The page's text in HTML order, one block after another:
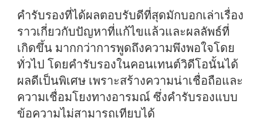
คำรับรองที่ได้ผลตอบรับดีที่สุดมักบอกเล่าเรื่อง
ราวเกี่ยวกับปัญหาที่แก้ไขแล้วและผลลัพธ์ที่
เกิดขึ้น มากกว่าการพูดถึงความพึงพอใจโดย
ทั่วไป โดยคำรับรองในคอนเทนต์วิดีโอนั้นได้
ผลดีเป็นพิเศษ เพราะสร้างความน่าเชื่อถือและ
ความเชื่อมโยงทางอารมณ์ ซึ่งคำรับรองแบบ
ข้อความไม่สามารถเทียบได้